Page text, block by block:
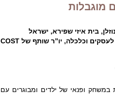
מוגבלות
פדרו אנקארנקאיו, פרופסור עוזר (מסופח), בית הספר קטליקה-ליסבון לעסקים וכלכלה, יו”ר שותף של COST
במשחק ופנאי של ילדים ומבוגרים עם